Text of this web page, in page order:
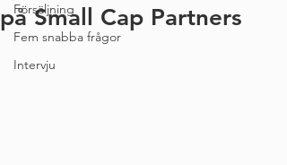
Försäljning
Fem snabba frågor
Intervju
på Small Cap Partners